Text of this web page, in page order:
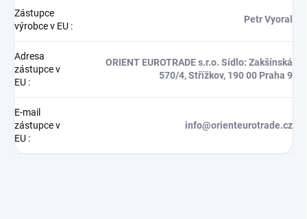
Zástupce
výrobce v EU :
Petr Vyoral
Adresa
zástupce v
EU :
ORIENT EUROTRADE s.r.o. Sídlo: Zakšínská
570/4, Střížkov, 190 00 Praha 9
E-mail
zástupce v
EU :
info@orienteurotrade.cz